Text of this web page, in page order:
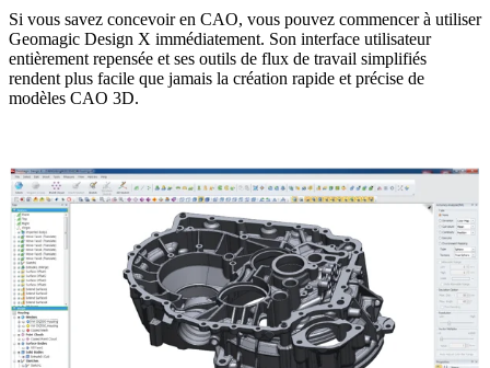
Si vous savez concevoir en CAO, vous pouvez commencer à utiliser
Geomagic Design X immédiatement. Son interface utilisateur
entièrement repensée et ses outils de flux de travail simplifiés
rendent plus facile que jamais la création rapide et précise de
modèles CAO 3D.